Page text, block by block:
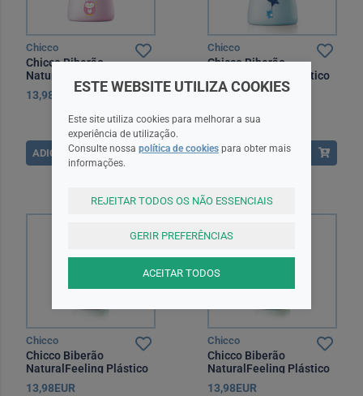
Chicco
Chicco Biberão
NaturalFeeling Plástico
150 ml Rosa +0 Meses
13,98EUR
ADICIONAR
Chicco
Chicco Biberão
NaturalFeeling Plástico
250 ml Azul +2 Meses
12,30EUR
ADICIONAR
Chicco
Chicco Biberão
NaturalFeeling Plástico
330 ml Rapariga +6
13,98EUR
Chicco
Chicco Biberão
NaturalFeeling Plástico
330 ml Azul +6 Meses
13,98EUR
ESTE WEBSITE UTILIZA COOKIES
Este site utiliza cookies para melhorar a sua
experiência de utilização.
Consulte nossa política de cookies para obter mais
informações.
REJEITAR TODOS OS NÃO ESSENCIAIS
GERIR PREFERÊNCIAS
ACEITAR TODOS